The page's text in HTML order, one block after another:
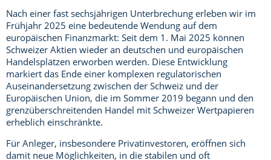
Nach einer fast sechsjährigen Unterbrechung erleben wir im
Frühjahr 2025 eine bedeutende Wendung auf dem
europäischen Finanzmarkt: Seit dem 1. Mai 2025 können
Schweizer Aktien wieder an deutschen und europäischen
Handelsplätzen erworben werden. Diese Entwicklung
markiert das Ende einer komplexen regulatorischen
Auseinandersetzung zwischen der Schweiz und der
Europäischen Union, die im Sommer 2019 begann und den
grenzüberschreitenden Handel mit Schweizer Wertpapieren
erheblich einschränkte.
Für Anleger, insbesondere Privatinvestoren, eröffnen sich
damit neue Möglichkeiten, in die stabilen und oft